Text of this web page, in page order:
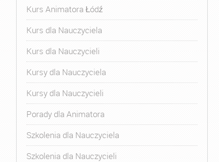
Kurs Animatora Łódź
Kurs dla Nauczyciela
Kurs dla Nauczycieli
Kursy dla Nauczyciela
Kursy dla Nauczycieli
Porady dla Animatora
Szkolenia dla Nauczyciela
Szkolenia dla Nauczycieli